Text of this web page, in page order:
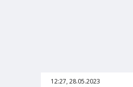
12:27, 28.05.2023